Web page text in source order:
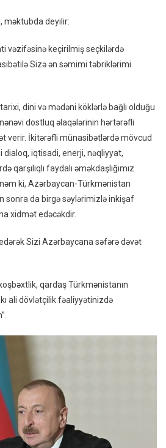
məktubda deyilir:
vəzifəsinə keçirilmiş seçkilərdə
Sizə ən səmimi təbriklərimi
dini və mədəni köklərlə bağlı olduğu
dostluq əlaqələrinin hərtərəfli
verir. İkitərəfli münasibətlərdə mövcud
dialoq, iqtisadi, enerji, nəqliyyat,
qarşılıqlı faydalı əməkdaşlığımız
ki, Azərbaycan-Türkmənistan
sonra da birgə səylərimizlə inkişaf
xidmət edəcəkdir.
Sizi Azərbaycana səfərə dəvət
qardaş Türkmənistanın
ali dövlətçilik fəaliyyətinizdə